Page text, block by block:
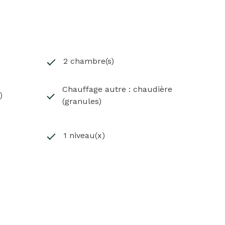
numéro 978 085 702
2 chambre(s)
Chauffage autre : chaudière
(granules)
1 niveau(x)